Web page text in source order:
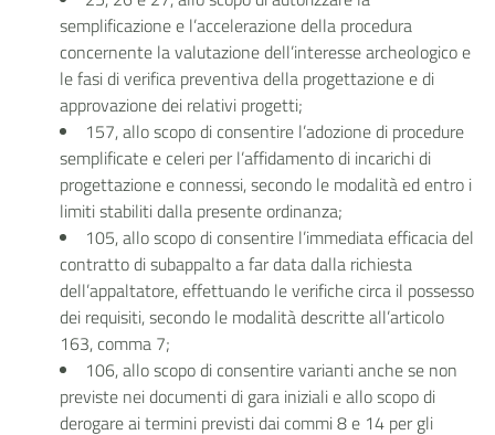
semplificazione e l’accelerazione della procedura
concernente la valutazione dell’interesse archeologico e
le fasi di verifica preventiva della progettazione e di
approvazione dei relativi progetti;
157, allo scopo di consentire l’adozione di procedure
semplificate e celeri per l’affidamento di incarichi di
progettazione e connessi, secondo le modalità ed entro i
limiti stabiliti dalla presente ordinanza;
105, allo scopo di consentire l’immediata efficacia del
contratto di subappalto a far data dalla richiesta
dell’appaltatore, effettuando le verifiche circa il possesso
dei requisiti, secondo le modalità descritte all’articolo
163, comma 7;
106, allo scopo di consentire varianti anche se non
previste nei documenti di gara iniziali e allo scopo di
derogare ai termini previsti dai commi 8 e 14 per gli